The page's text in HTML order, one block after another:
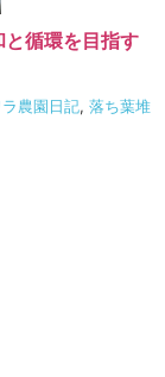
と循環を目指す
ラ農園日記, 落ち葉堆